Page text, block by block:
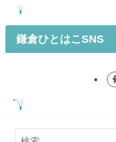
鎌倉ひとはこSNS